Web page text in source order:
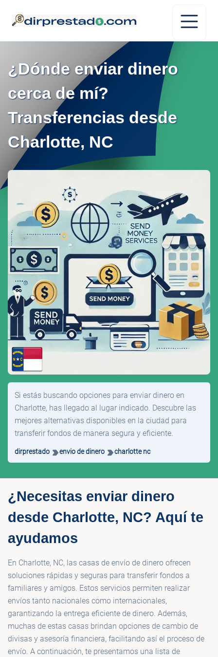
¿Dónde enviar dinero
cerca de mí?
Transferencias desde
Charlotte, NC
Si estás buscando opciones para enviar dinero en
Charlotte, has llegado al lugar indicado. Descubre las
mejores alternativas disponibles en la ciudad para
transferir fondos de manera segura y eficiente.
dirprestado envio de dinero charlotte nc
¿Necesitas enviar dinero
desde Charlotte, NC? Aquí te
ayudamos
En Charlotte, NC, las casas de envío de dinero ofrecen
soluciones rápidas y seguras para transferir fondos a
familiares y amigos. Estos servicios permiten realizar
envíos tanto nacionales como internacionales,
garantizando la entrega eficiente de dinero. Además,
muchas de estas casas brindan opciones de cambio de
divisas y asesoría financiera, facilitando así el proceso de
envío. A continuación, te presentamos una lista de